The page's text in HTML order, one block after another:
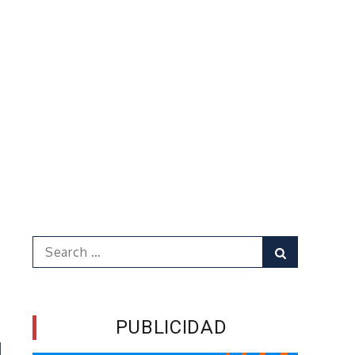
Search
for:
PUBLICIDAD